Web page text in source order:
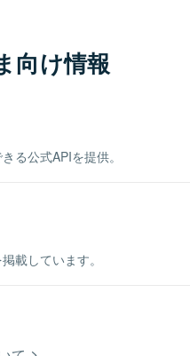
向け情報
る公式APIを提供。
載しています。